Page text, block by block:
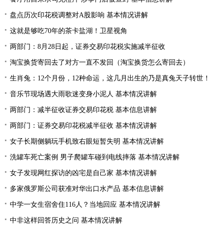
盘点历次印花税调整对A股影响 基本情况讲解
这就是够吃70年的茶卡盐湖！卫星视角
两部门：8月28日起，证券交易印花税实施减半征收
淘宝换货寄回去了对方一直不发回（淘宝换货怎么寄回去）
生肖兔：12个月份，12种命运，这几月出生的乃是真兔天子转世！
音乐节现场遇大雨歌迷变身小泥人 基本情况讲解
两部门：减半征收证券交易印花税 基本信息讲解
两部门：证券交易印花税减半征收 基本情况讲解
女子长期侧躺玩手机致右眼短暂失明 基本情况讲解
洗罐车死亡案例 男子爬罐车碰到电线摔落 基本情况讲解
女子发现网红探访的凶宅是自己家 基本情况讲解
多家俄罗斯公司获准对华出口水产品 基本信息讲解
中学一女生宿舍住116人？当地回应 基本情况讲解
中非这样回答历史之问 基本情况讲解